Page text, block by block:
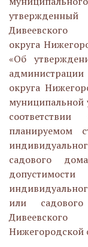
утвержденный
округа
«Об
округа
муниципальной
планируемом
садового
или
Нижегородской